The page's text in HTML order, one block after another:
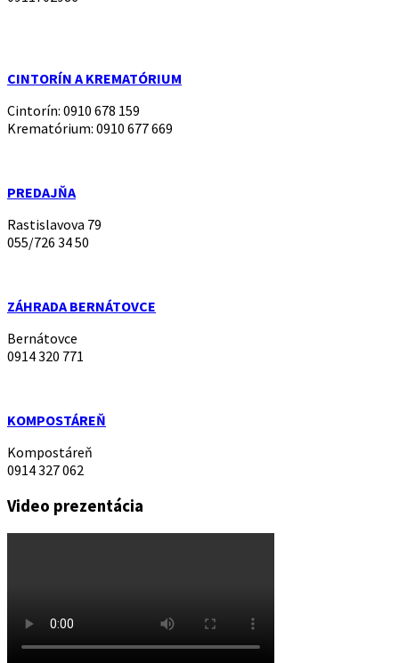
CINTORÍN A KREMATÓRIUM
Cintorín: 0910 678 159
Krematórium: 0910 677 669
PREDAJŇA
Rastislavova 79
055/726 34 50
ZÁHRADA BERNÁTOVCE
Bernátovce
0914 320 771
KOMPOSTÁREŇ
Kompostáreň
0914 327 062
Video prezentácia